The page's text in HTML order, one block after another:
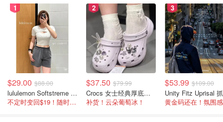
1
$29.00 $88.00
lululemon Softstreme 女士高腰短裤 10cm
不定时变回$19！随时点进来看
2
$37.50 $79.99
Crocs 女士经典厚底凉鞋
补货！云朵葡萄冰！
3
$53.99 $109.00